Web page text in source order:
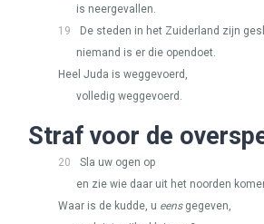
is neergevallen.
19
De steden in het Zuiderland zijn
niemand is er die opendoet.
Heel Juda is weggevoerd,
volledig weggevoerd.
Straf voor de
20
Sla uw ogen op
en zie wie daar uit het noorden
Waar is de kudde, u eensgegeven,